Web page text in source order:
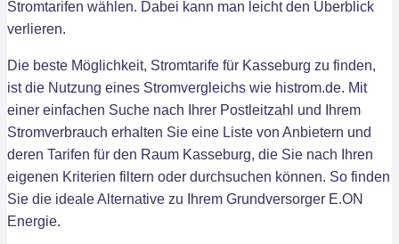
Stromtarifen wählen. Dabei kann man leicht den Überblick
verlieren.
Die beste Möglichkeit, Stromtarife für Kasseburg zu finden,
ist die Nutzung eines Stromvergleichs wie histrom.de. Mit
einer einfachen Suche nach Ihrer Postleitzahl und Ihrem
Stromverbrauch erhalten Sie eine Liste von Anbietern und
deren Tarifen für den Raum Kasseburg, die Sie nach Ihren
eigenen Kriterien filtern oder durchsuchen können. So finden
Sie die ideale Alternative zu Ihrem Grundversorger E.ON
Energie.